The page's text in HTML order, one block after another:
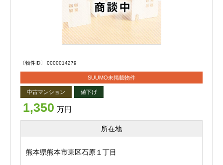
・吉祥苑新外まで487ｍ ・ファミリーマート 熊本小
峯二丁目店まで482ｍ ・セブンイレブン 熊本新外3丁
目店まで542ｍ ・セブンイレブン 熊本山ノ神店まで65
7ｍ ・ファミリーマート 熊本小峯4丁目店まで727ｍ
ァミリーマート 熊本尾ノ上4丁目店まで901ｍ ・セブ
ンイレブン 熊本長嶺南6丁目店まで991ｍ ・ゆめマー
ト 新外まで296ｍ
<実際に歩いた時の距離とは異なる場合がございますの
で、予めご了承ください。>
〔物件ID〕 0000014279
SUUMO未掲載物件
中古マンション 値下げ
1,350 万円
所在地
熊本県熊本市東区石原１丁目